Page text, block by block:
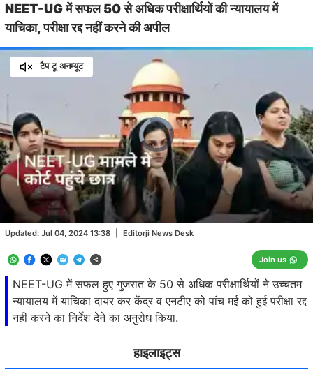
NEET-UG में सफल 50 से अधिक परीक्षार्थियों की न्यायालय में
याचिका, परीक्षा रद्द नहीं करने की अपील
NEET-UG में सफल हुए गुजरात के 50 से अधिक परीक्षार्थियों ने उच्चतम
न्यायालय में याचिका दायर कर केंद्र व एनटीए को पांच मई को हुई परीक्षा रद्द
नहीं करने का निर्देश देने का अनुरोध किया.
Updated: Jul 04, 2024 13:38 Editorji News Desk
Join us
टैप टू अनम्यूट
Video
Player
is
loading.
Unmute
Loaded:
0.00%
हाइलाइट्स